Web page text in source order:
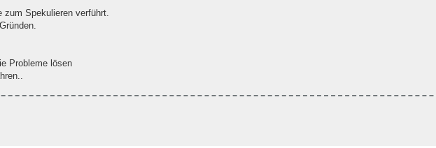
zum Spekulieren verführt.
Probleme lösen